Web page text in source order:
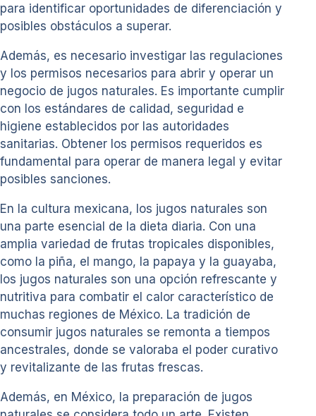
para identificar oportunidades de diferenciación y
posibles obstáculos a superar.
Además, es necesario investigar las regulaciones
y los permisos necesarios para abrir y operar un
negocio de jugos naturales. Es importante cumplir
con los estándares de calidad, seguridad e
higiene establecidos por las autoridades
sanitarias. Obtener los permisos requeridos es
fundamental para operar de manera legal y evitar
posibles sanciones.
En la cultura mexicana, los jugos naturales son
una parte esencial de la dieta diaria. Con una
amplia variedad de frutas tropicales disponibles,
como la piña, el mango, la papaya y la guayaba,
los jugos naturales son una opción refrescante y
nutritiva para combatir el calor característico de
muchas regiones de México. La tradición de
consumir jugos naturales se remonta a tiempos
ancestrales, donde se valoraba el poder curativo
y revitalizante de las frutas frescas.
Además, en México, la preparación de jugos